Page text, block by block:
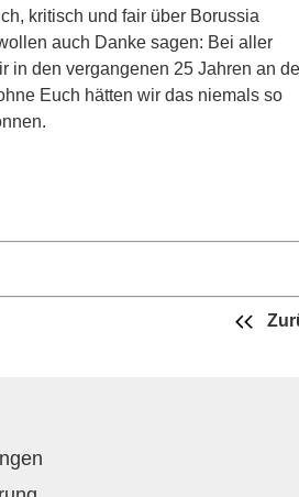
kritisch und fair über Borussia
auch Danke sagen: Bei aller
in den vergangenen 25 Jahren an
Euch hätten wir das niemals so